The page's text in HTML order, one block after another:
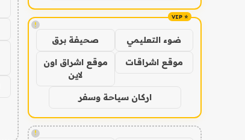
!
ضوء التعليمي صحيفة برق
موقع اشراقات
موقع اشراق اون
لاين
اركان سياحة وسفر
!